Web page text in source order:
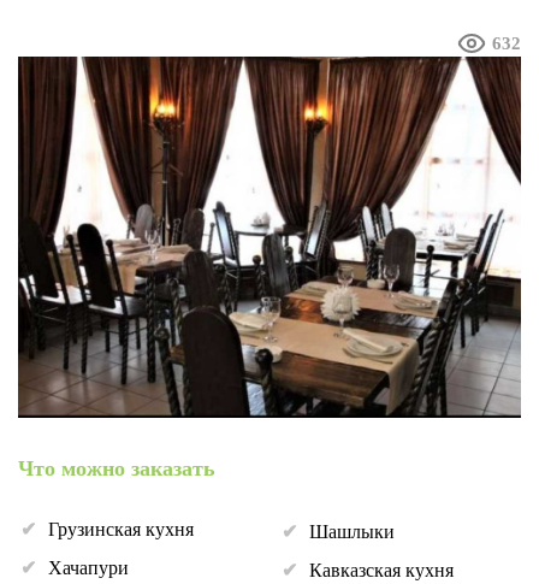
632
Что можно заказать
Грузинская кухня
Хачапури
Шашлыки
Кавказская кухня